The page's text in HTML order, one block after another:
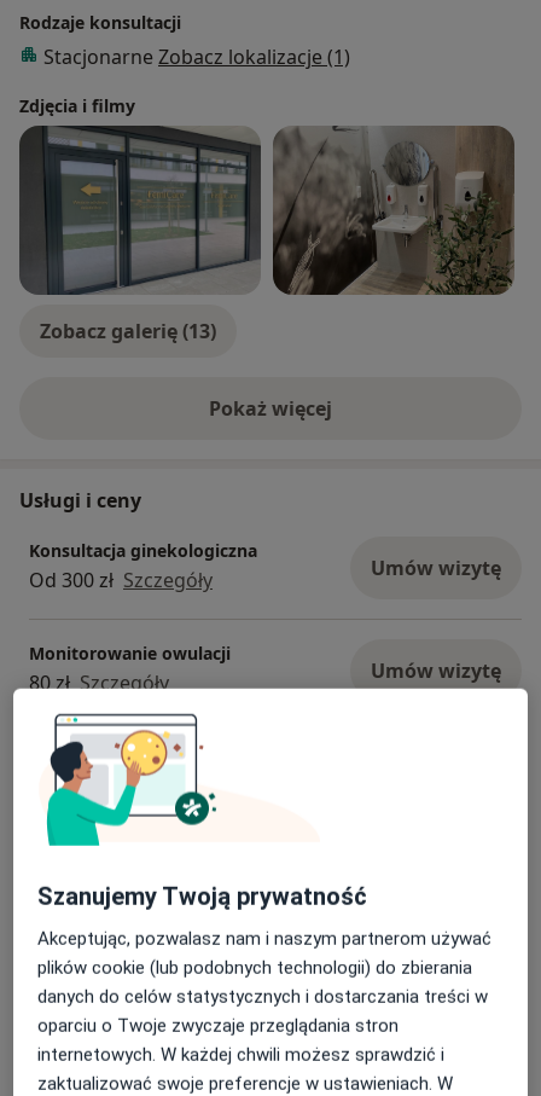
Rodzaje konsultacji
Stacjonarne Zobacz lokalizacje (1)
Zdjęcia i filmy
Zobacz galerię (13)
Pokaż więcejo doświadczeniu
Usługi i ceny
Konsultacja ginekologiczna
Od 300 zł Szczegóły Umów wizytę
Monitorowanie owulacji
80 zł Szczegóły Umów wizytę
Badanie prenatalne I trymestru
400 zł Szczegóły
250 zł - 350 zł Szczegóły
Prowadzenie ciąży
Od 320 zł Szczegóły Umów wizytę
+ 12 usług
Szanujemy Twoją prywatność
Akceptując, pozwalasz nam i naszym partnerom używać
plików cookie (lub podobnych technologii) do zbierania
danych do celów statystycznych i dostarczania treści w
oparciu o Twoje zwyczaje przeglądania stron
internetowych. W każdej chwili możesz sprawdzić i
zaktualizować swoje preferencje w ustawieniach. W